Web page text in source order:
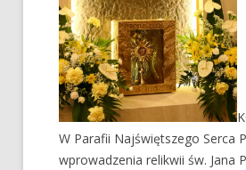
W Parafii Najświętszego Serca
wprowadzenia relikwii św. Jana